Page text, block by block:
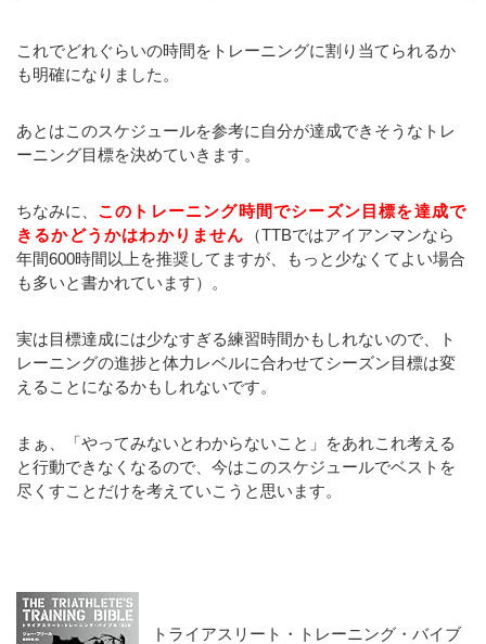
これでどれぐらいの時間をトレーニングに割り当てられるか
も明確になりました。
あとはこのスケジュールを参考に自分が達成できそうなトレ
ーニング目標を決めていきます。
ちなみに、 このトレーニング時間でシーズン目標を達成で
きるかどうかはわかりません （TTBではアイアンマンなら
年間600時間以上を推奨してますが、もっと少なくてよい場合
も多いと書かれています）。
実は目標達成には少なすぎる練習時間かもしれないので、ト
レーニングの進捗と体力レベルに合わせてシーズン目標は変
えることになるかもしれないです。
まぁ、「やってみないとわからないこと」をあれこれ考える
と行動できなくなるので、今はこのスケジュールでベストを
尽くすことだけを考えていこうと思います。
トライアスリート・トレーニング・バイブ